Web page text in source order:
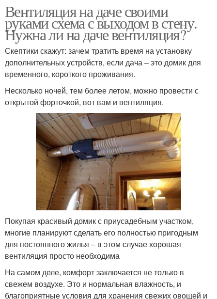
Вентиляция на даче своими
руками схема с выходом в стену.
Нужна ли на даче вентиляция?
Скептики скажут: зачем тратить время на установку
дополнительных устройств, если дача – это домик для
временного, короткого проживания.
Несколько ночей, тем более летом, можно провести с
открытой форточкой, вот вам и вентиляция.
Покупая красивый домик с приусадебным участком,
многие планируют сделать его полностью пригодным
для постоянного жилья – в этом случае хорошая
вентиляция просто необходима
На самом деле, комфорт заключается не только в
свежем воздухе. Это и нормальная влажность, и
благоприятные условия для хранения свежих овощей и